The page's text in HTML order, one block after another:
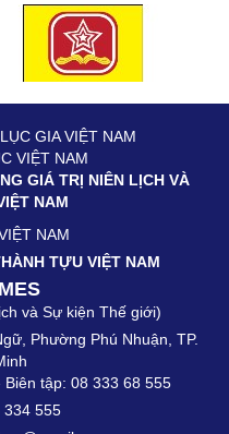
GIA VIỆT NAM
VIỆT NAM
GIÁ TRỊ NIÊN LỊCH VÀ
NAM
NAM
TỰU VIỆT NAM
và Sự kiện Thế giới)
Phường Phú Nhuận, TP.
tập: 08 333 68 555
334 555